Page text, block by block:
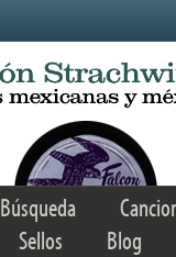
Búsqueda
Sellos Blog